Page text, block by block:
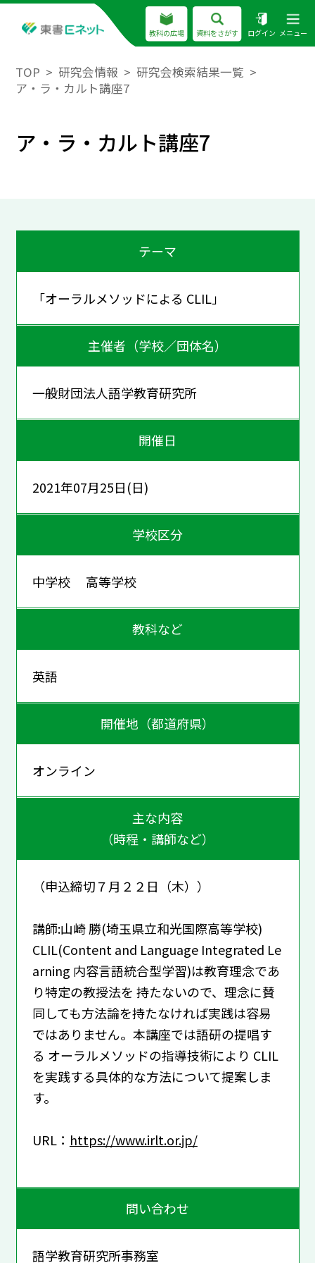
教科の広場 資料をさがす ログイン メニュー
TOP 研究会情報
研究会検索結果一覧
ア・ラ・カルト講座7
ア・ラ・カルト講座7
テーマ
「オーラルメソッドによる CLIL」
主催者（学校／団体名）
一般財団法人語学教育研究所
開催日
2021年07月25日(日)
学校区分
中学校 高等学校
教科など
英語
開催地（都道府県）
オンライン
主な内容
（時程・講師など）
（申込締切７月２２日（木））
講師:山崎 勝(埼玉県立和光国際高等学校)
CLIL(Content and Language Integrated Le
arning 内容言語統合型学習)は教育理念であ
り特定の教授法を 持たないので、理念に賛
同しても方法論を持たなければ実践は容易
ではありません。本講座では語研の提唱す
る オーラルメソッドの指導技術により CLIL
を実践する具体的な方法について提案しま
す。
URL： https://www.irlt.or.jp/
問い合わせ
語学教育研究所事務室